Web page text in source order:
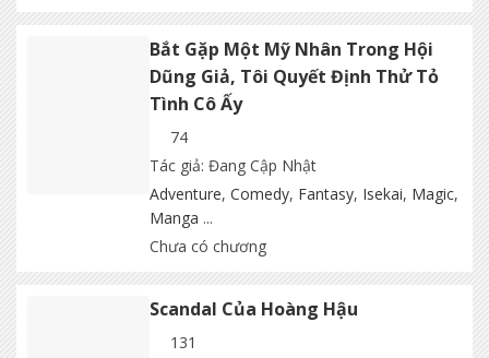
Bắt Gặp Một Mỹ Nhân Trong Hội
Dũng Giả, Tôi Quyết Định Thử Tỏ
Tình Cô Ấy
74
Tác giả: Đang Cập Nhật
Adventure, Comedy, Fantasy, Isekai, Magic,
Manga ...
Chưa có chương
Scandal Của Hoàng Hậu
131